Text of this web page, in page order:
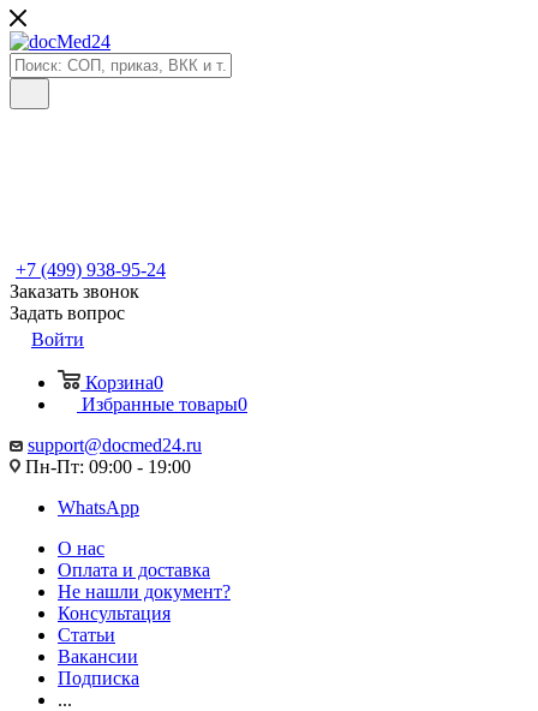
+7 (499) 938-95-24
Заказать звонок
Задать вопрос
Войти
Корзина0
Избранные товары0
support@docmed24.ru
Пн-Пт: 09:00 - 19:00
WhatsApp
О нас
Оплата и доставка
Не нашли документ?
Консультация
Статьи
Вакансии
Подписка
...